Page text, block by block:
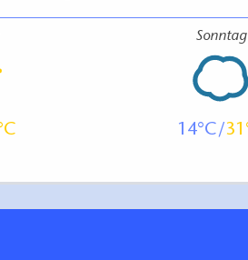
Sonntag
14 31